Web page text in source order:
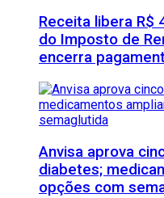
Receita libera R$
do Imposto de
encerra
Anvisa aprova
diabetes;
opções com